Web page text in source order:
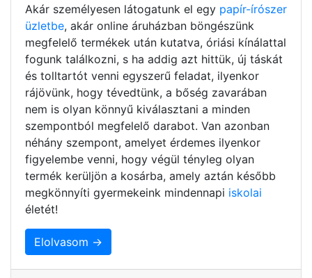
Akár személyesen látogatunk el egy papír-írószer
üzletbe, akár online áruházban böngészünk
megfelelő termékek után kutatva, óriási kínálattal
fogunk találkozni, s ha addig azt hittük, új táskát
és tolltartót venni egyszerű feladat, ilyenkor
rájövünk, hogy tévedtünk, a bőség zavarában
nem is olyan könnyű kiválasztani a minden
szempontból megfelelő darabot. Van azonban
néhány szempont, amelyet érdemes ilyenkor
figyelembe venni, hogy végül tényleg olyan
termék kerüljön a kosárba, amely aztán később
megkönnyíti gyermekeink mindennapi iskolai
életét!
Elolvasom →